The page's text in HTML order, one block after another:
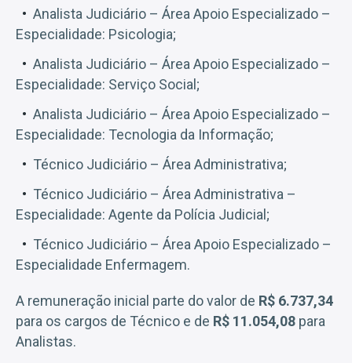
Analista Judiciário – Área Apoio Especializado –
Especialidade: Psicologia;
Analista Judiciário – Área Apoio Especializado –
Especialidade: Serviço Social;
Analista Judiciário – Área Apoio Especializado –
Especialidade: Tecnologia da Informação;
Técnico Judiciário – Área Administrativa;
Técnico Judiciário – Área Administrativa –
Especialidade: Agente da Polícia Judicial;
Técnico Judiciário – Área Apoio Especializado –
Especialidade Enfermagem.
A remuneração inicial parte do valor de R$ 6.737,34
para os cargos de Técnico e de R$ 11.054,08 para
Analistas.